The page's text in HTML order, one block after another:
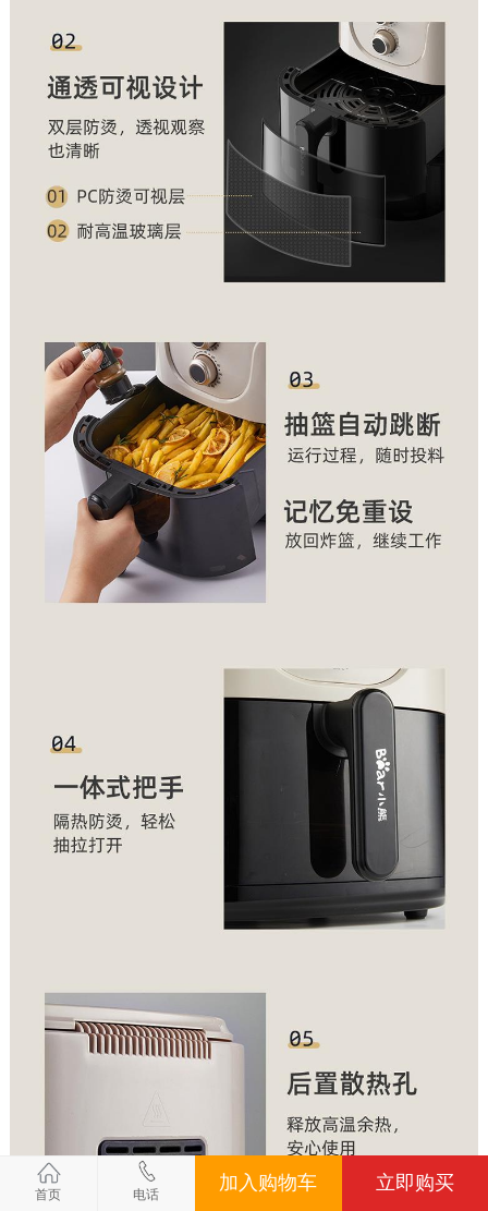
首页 电话
加入购物车 立即购买